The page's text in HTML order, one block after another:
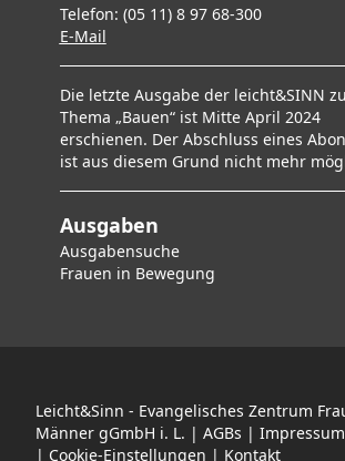
Telefon: (05 11) 8 97 68-300
E-Mail
Die letzte Ausgabe der leicht&SINN
Thema „Bauen“ ist Mitte April 2024
erschienen. Der Abschluss eines
ist aus diesem Grund nicht mehr
Ausgaben
Ausgabensuche
Frauen in Bewegung
Leicht&Sinn - Evangelisches Zentrum
Männer gGmbH i. L. | AGBs | Impressum
| Cookie-Einstellungen | Kontakt